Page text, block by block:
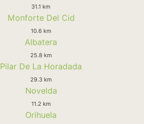
31.1 km
Monforte Del Cid
10.6 km
Albatera
25.8 km
Pilar De La Horadada
29.3 km
Novelda
11.2 km
Orihuela